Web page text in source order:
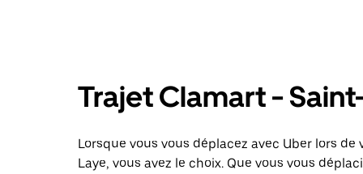
Trajet Clamart -
Lorsque vous vous déplacez avec Uber lors
Laye, vous avez le choix. Que vous vous